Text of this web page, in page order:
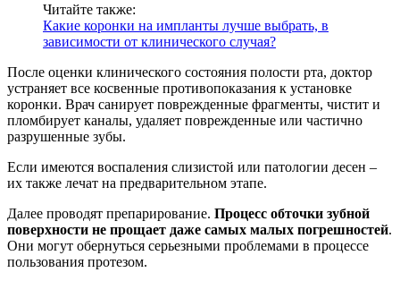
Читайте также:
Какие коронки на импланты лучше выбрать, в
зависимости от клинического случая?
После оценки клинического состояния полости рта, доктор
устраняет все косвенные противопоказания к установке
коронки. Врач санирует поврежденные фрагменты, чистит и
пломбирует каналы, удаляет поврежденные или частично
разрушенные зубы.
Если имеются воспаления слизистой или патологии десен –
их также лечат на предварительном этапе.
Далее проводят препарирование. Процесс обточки зубной
поверхности не прощает даже самых малых погрешностей.
Они могут обернуться серьезными проблемами в процессе
пользования протезом.